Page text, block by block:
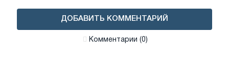
ДОБАВИТЬ КОММЕНТАРИЙ
Комментарии (0)